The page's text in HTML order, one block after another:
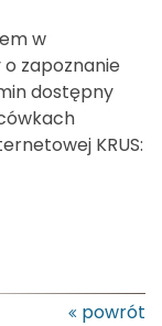
w
zapoznanie
dostępny
KRUS:
powrót